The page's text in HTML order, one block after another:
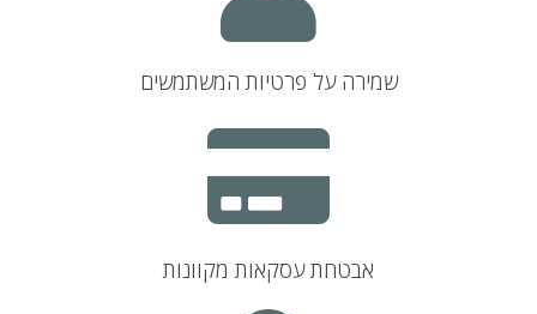
שמירה על פרטיות המשתמשים
אבטחת עסקאות מקוונות